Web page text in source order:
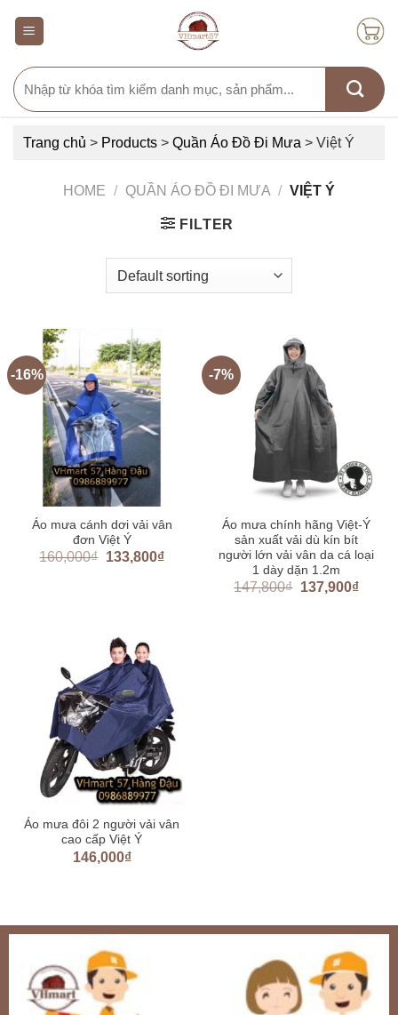
Search
for:
Trang chủ > Products > Quần Áo Đồ Đi Mưa > Việt Ý
HOME / QUẦN ÁO ĐỒ ĐI MƯA / VIỆT Ý
FILTER
-16%
Áo mưa cánh dơi vải vân
đơn Việt Ý
160,000₫ 133,800₫
-7%
Áo mưa chính hãng Việt-Ý
sản xuất vải dù kín bít
người lớn vải vân da cá loại
1 dày dặn 1.2m
147,800₫ 137,900₫
Áo mưa đôi 2 người vải vân
cao cấp Việt Ý
146,000₫